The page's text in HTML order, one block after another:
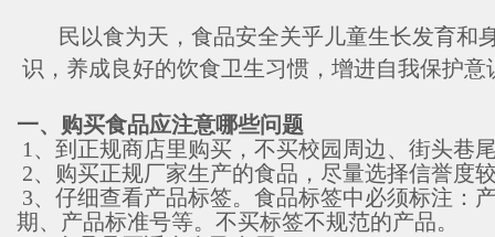
民以食为天，食品安全关乎儿童生长发育和
识，养成良好的饮食卫生习惯，增进自我保护
一、购买食品应注意哪些问题
1、到正规商店里购买，不买校园周边、街头巷
2、购买正规厂家生产的食品，尽量选择信誉度
3、仔细查看产品标签。食品标签中必须标注：
期、产品标准号等。不买标签不规范的产品。